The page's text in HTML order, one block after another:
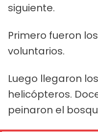
siguiente.
Primero fueron
voluntarios.
Luego llegaron
helicópteros.
peinaron el